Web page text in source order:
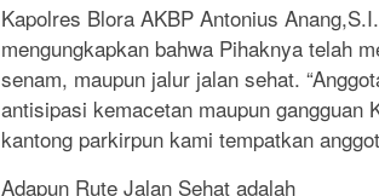
Kapolres Blora AKBP Antonius
mengungkapkan bahwa Pihaknya telah
senam, maupun jalur jalan sehat.
antisipasi kemacetan maupun gangguan
kantong parkirpun kami tempatkan
Adapun Rute Jalan Sehat adalah